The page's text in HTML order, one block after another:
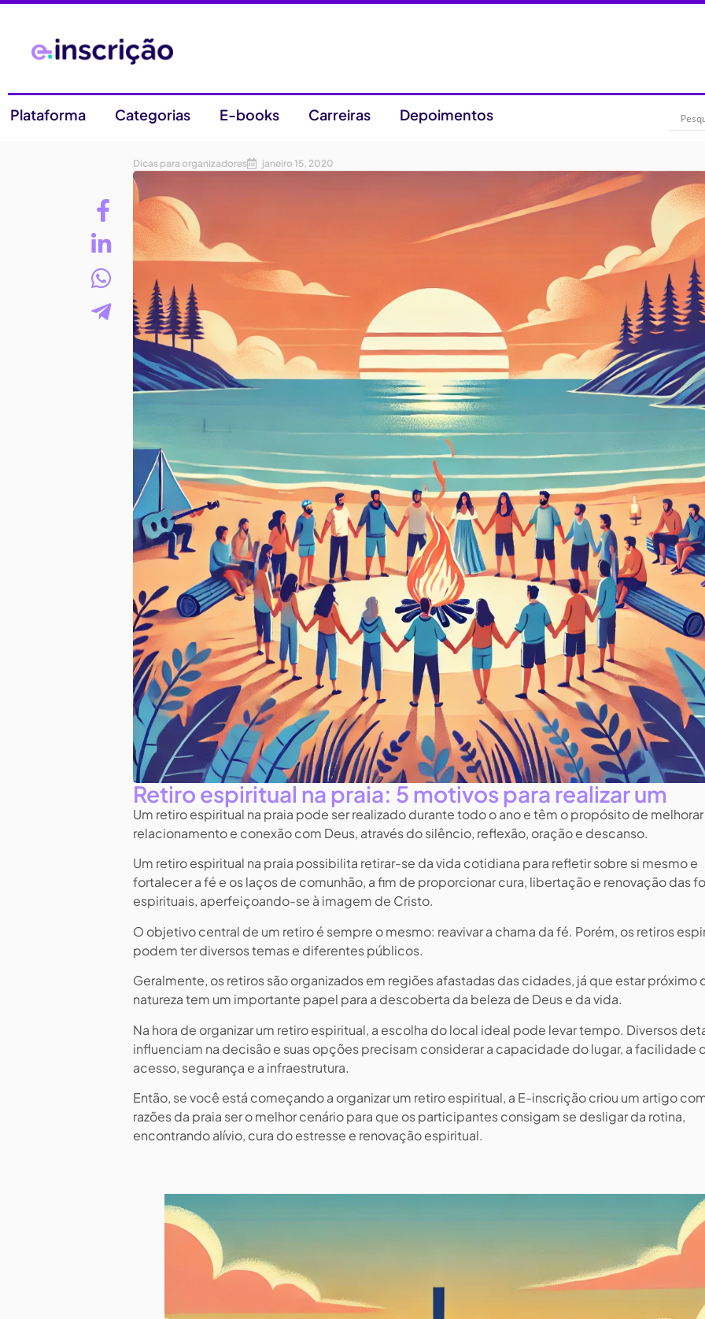
Plataforma Categorias E-books Carreiras Depoimentos
Dicas para organizadores janeiro 15, 2020
Retiro espiritual na praia: 5 motivos para realizar um
Um retiro espiritual na praia pode ser realizado durante todo o ano e têm o propósito de
relacionamento e conexão com Deus, através do silêncio, reflexão, oração e descanso.
Um retiro espiritual na praia possibilita retirar-se da vida cotidiana para refletir sobre si mesmo e
fortalecer a fé e os laços de comunhão, a fim de proporcionar cura, libertação e renovação das
espirituais, aperfeiçoando-se à imagem de Cristo.
O objetivo central de um retiro é sempre o mesmo: reavivar a chama da fé. Porém, os retiros
podem ter diversos temas e diferentes públicos.
Geralmente, os retiros são organizados em regiões afastadas das cidades, já que estar próximo
natureza tem um importante papel para a descoberta da beleza de Deus e da vida.
Na hora de organizar um retiro espiritual, a escolha do local ideal pode levar tempo. Diversos
influenciam na decisão e suas opções precisam considerar a capacidade do lugar, a facilidade
acesso, segurança e a infraestrutura.
Então, se você está começando a organizar um retiro espiritual, a E-inscrição criou um artigo
razões da praia ser o melhor cenário para que os participantes consigam se desligar da rotina,
encontrando alívio, cura do estresse e renovação espiritual.